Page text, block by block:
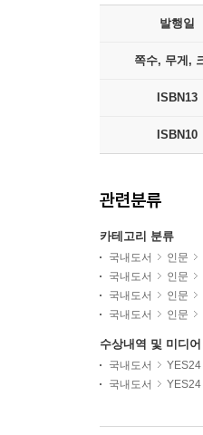
발행일
쪽수, 무게,
ISBN13
ISBN10
관련분류
카테고리 분류
국내도서 인문
국내도서
인문
국내도서
인문
국내도서
인문
수상내역 및 미디
국내도서 YES24
국내도서
YES24